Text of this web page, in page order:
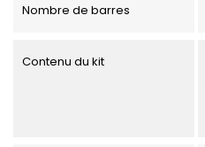
Nombre de barres
Contenu du kit